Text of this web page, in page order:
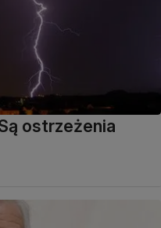
ostrzeżenia